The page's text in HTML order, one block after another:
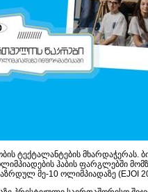
ტექტალანტების მხარდაჭერას.
ჰაბის ფარგლებში
მე-10 ოლიმპიადაზე (EJOI